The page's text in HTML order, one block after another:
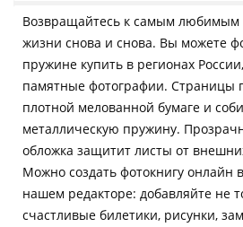
Возвращайтесь к самым любимым
жизни снова и снова. Вы можете
пружине купить в регионах
памятные фотографии. Страницы
плотной мелованной бумаге и
металлическую пружину.
обложка защитит листы от
Можно создать фотокнигу онлайн
нашем редакторе: добавляйте не
счастливые билетики, рисунки,